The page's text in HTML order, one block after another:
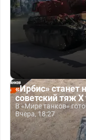
«Ирбис» станет
советский тяж
В «Мире танков»
Вчера, 18:27